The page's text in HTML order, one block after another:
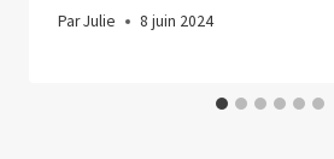
ParJulie 8 juin 2024